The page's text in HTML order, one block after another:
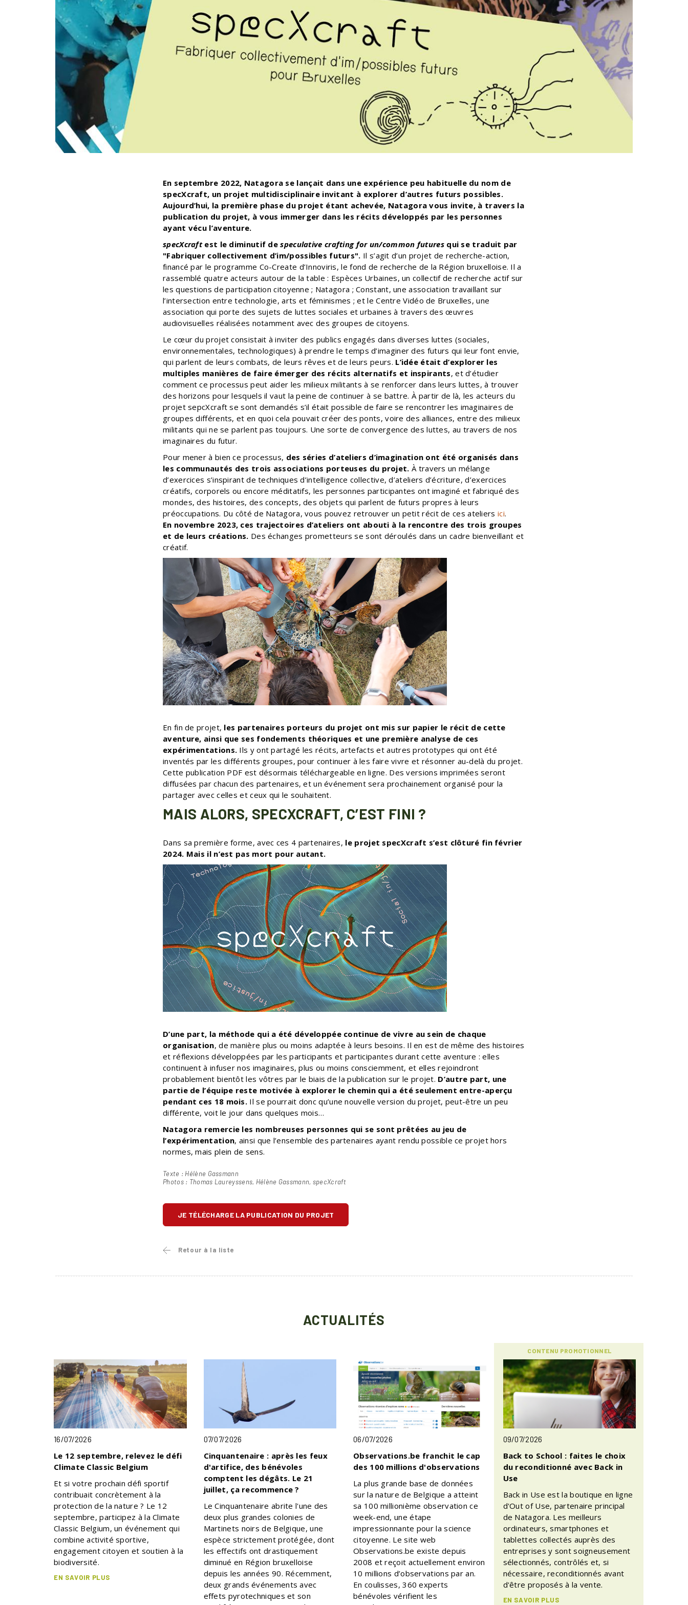
En septembre 2022, Natagora se lançait dans une expérience peu habituelle du nom de
specXcraft, un projet multidisciplinaire invitant à explorer d’autres futurs possibles.
Aujourd’hui, la première phase du projet étant achevée, Natagora vous invite, à travers la
publication du projet, à vous immerger dans les récits développés par les personnes
ayant vécu l’aventure.
specXcraftest le diminutif despeculative crafting for un/common futuresqui se traduit par
"Fabriquer collectivement d’im/possibles futurs". Il s’agit d’un projet de recherche-action,
financé par le programme Co-Create d’Innoviris, le fond de recherche de la Région bruxelloise. Il a
rassemblé quatre acteurs autour de la table : Espèces Urbaines, un collectif de recherche actif sur
les questions de participation citoyenne ; Natagora ; Constant, une association travaillant sur
l’intersection entre technologie, arts et féminismes ; et le Centre Vidéo de Bruxelles, une
association qui porte des sujets de luttes sociales et urbaines à travers des œuvres
audiovisuelles réalisées notamment avec des groupes de citoyens.
Le cœur du projet consistait à inviter des publics engagés dans diverses luttes (sociales,
environnementales, technologiques) à prendre le temps d’imaginer des futurs qui leur font envie,
qui parlent de leurs combats, de leurs rêves et de leurs peurs. L’idée était d’explorer les
multiples manières de faire émerger des récits alternatifs et inspirants, et d’étudier
comment ce processus peut aider les milieux militants à se renforcer dans leurs luttes, à trouver
des horizons pour lesquels il vaut la peine de continuer à se battre. À partir de là, les acteurs du
projet sepcXcraft se sont demandés s’il était possible de faire se rencontrer les imaginaires de
groupes différents, et en quoi cela pouvait créer des ponts, voire des alliances, entre des milieux
militants qui ne se parlent pas toujours. Une sorte de convergence des luttes, au travers de nos
imaginaires du futur.
Pour mener à bien ce processus, des séries d’ateliers d’imagination ont été organisés dans
les communautés des trois associations porteuses du projet. À travers un mélange
d’exercices s’inspirant de techniques d’intelligence collective, d’ateliers d’écriture, d’exercices
créatifs, corporels ou encore méditatifs, les personnes participantes ont imaginé et fabriqué des
mondes, des histoires, des concepts, des objets qui parlent de futurs propres à leurs
préoccupations. Du côté de Natagora, vous pouvez retrouver un petit récit de ces ateliers ici.
En novembre 2023, ces trajectoires d’ateliers ont abouti à la rencontre des trois groupes
et de leurs créations. Des échanges prometteurs se sont déroulés dans un cadre bienveillant et
créatif.
En fin de projet, les partenaires porteurs du projet ont mis sur papier le récit de cette
aventure, ainsi que ses fondements théoriques et une première analyse de ces
expérimentations. Ils y ont partagé les récits, artefacts et autres prototypes qui ont été
inventés par les différents groupes, pour continuer à les faire vivre et résonner au-delà du projet.
Cette publication PDF est désormais téléchargeable en ligne. Des versions imprimées seront
diffusées par chacun des partenaires, et un événement sera prochainement organisé pour la
partager avec celles et ceux qui le souhaitent.
MAIS ALORS, SPECXCRAFT, C’EST FINI ?
Dans sa première forme, avec ces 4 partenaires, le projet specXcraft s’est clôturé fin février
2024. Mais il n’est pas mort pour autant.
D’une part, la méthode qui a été développée continue de vivre au sein de chaque
organisation, de manière plus ou moins adaptée à leurs besoins. Il en est de même des histoires
et réflexions développées par les participants et participantes durant cette aventure : elles
continuent à infuser nos imaginaires, plus ou moins consciemment, et elles rejoindront
probablement bientôt les vôtres par le biais de la publication sur le projet. D’autre part, une
partie de l’équipe reste motivée à explorer le chemin qui a été seulement entre-aperçu
pendant ces 18 mois. Il se pourrait donc qu’une nouvelle version du projet, peut-être un peu
différente, voit le jour dans quelques mois…
Natagora remercie les nombreuses personnes qui se sont prêtées au jeu de
l’expérimentation, ainsi que l’ensemble des partenaires ayant rendu possible ce projet hors
normes, mais plein de sens.
Texte : Hélène Gassmann
Photos : Thomas Laureyssens, Hélène Gassmann, specXcraft
JE TÉLÉCHARGE LA PUBLICATION DU PROJET
Retour à la liste
ACTUALITÉS
16/07/2026
Le 12 septembre, relevez le défi
Climate Classic Belgium
Et si votre prochain défi sportif
contribuait concrètement à la
protection de la nature ? Le 12
septembre, participez à la Climate
Classic Belgium, un événement qui
combine activité sportive,
engagement citoyen et soutien à la
biodiversité.
EN SAVOIR PLUS
07/07/2026
Cinquantenaire : après les feux
d'artifice, des bénévoles
comptent les dégâts. Le 21
juillet, ça recommence ?
Le Cinquantenaire abrite l'une des
deux plus grandes colonies de
Martinets noirs de Belgique, une
espèce strictement protégée, dont
les effectifs ont drastiquement
diminué en Région bruxelloise
depuis les années 90. Récemment,
deux grands événements avec
effets pyrotechniques et son
06/07/2026
Observations.be franchit le cap
des 100 millions d'observations
La plus grande base de données
sur la nature de Belgique a atteint
sa 100 millionième observation ce
week-end, une étape
impressionnante pour la science
citoyenne. Le site web
Observations.be existe depuis
2008 et reçoit actuellement environ
10 millions d’observations par an.
En coulisses, 360 experts
bénévoles vérifient les
CONTENU PROMOTIONNEL
09/07/2026
Back to School : faites le choix
du reconditionné avec Back in
Use
Back in Use est la boutique en ligne
d'Out of Use, partenaire principal
de Natagora. Les meilleurs
ordinateurs, smartphones et
tablettes collectés auprès des
entreprises y sont soigneusement
sélectionnés, contrôlés et, si
nécessaire, reconditionnés avant
d'être proposés à la vente.
EN SAVOIR PLUS